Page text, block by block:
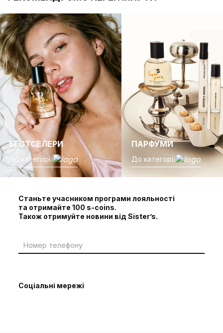
БЕСТСЕЛЕРИ
До категорії
ПАРФУМИ
До категорії
Станьте учасником програми лояльності
та отримайте 100 s-coins.
Також отримуйте новини від Sister’s.
Соціальні мережі